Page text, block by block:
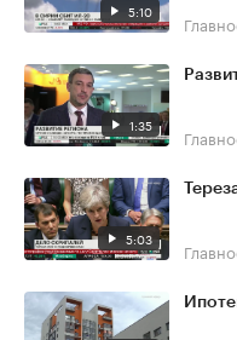
5:10
1:35
5:03